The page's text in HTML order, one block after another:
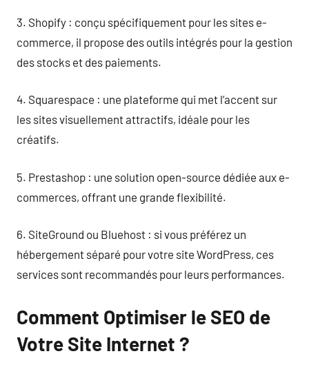
3. Shopify : conçu spécifiquement pour les sites e-
commerce, il propose des outils intégrés pour la gestion
des stocks et des paiements.
4. Squarespace : une plateforme qui met l’accent sur
les sites visuellement attractifs, idéale pour les
créatifs.
5. Prestashop : une solution open-source dédiée aux e-
commerces, offrant une grande flexibilité.
6. SiteGround ou Bluehost : si vous préférez un
hébergement séparé pour votre site WordPress, ces
services sont recommandés pour leurs performances.
Comment Optimiser le SEO de
Votre Site Internet ?